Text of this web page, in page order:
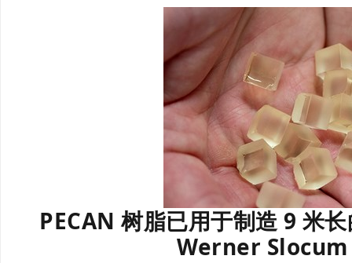
PECAN 树脂已用于制造 9 米
Werner Slocum